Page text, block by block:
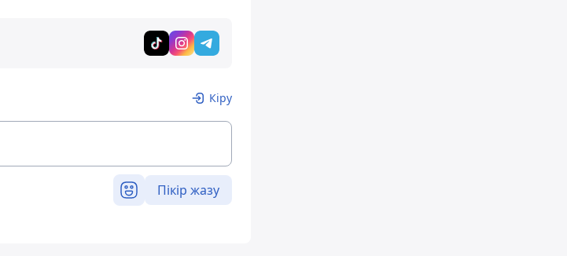
Кіру
Пікір жазу